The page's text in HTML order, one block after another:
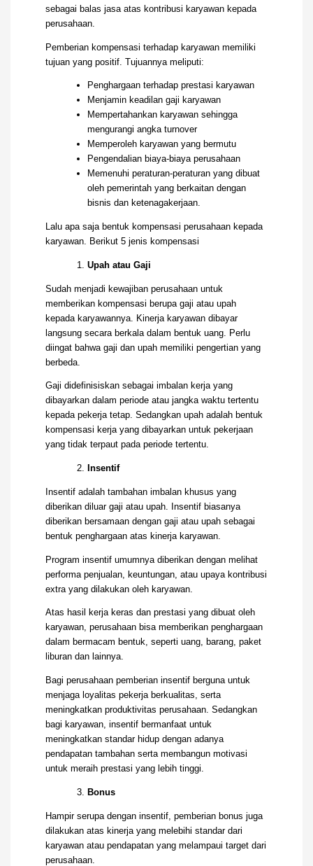
sebagai balas jasa atas kontribusi karyawan kepada
perusahaan.
Pemberian kompensasi terhadap karyawan memiliki
tujuan yang positif. Tujuannya meliputi:
Penghargaan terhadap prestasi karyawan
Menjamin keadilan gaji karyawan
Mempertahankan karyawan sehingga
mengurangi angka turnover
Memperoleh karyawan yang bermutu
Pengendalian biaya-biaya perusahaan
Memenuhi peraturan-peraturan yang dibuat
oleh pemerintah yang berkaitan dengan
bisnis dan ketenagakerjaan.
Lalu apa saja bentuk kompensasi perusahaan kepada
karyawan. Berikut 5 jenis kompensasi
Upah atau Gaji
Sudah menjadi kewajiban perusahaan untuk
memberikan kompensasi berupa gaji atau upah
kepada karyawannya. Kinerja karyawan dibayar
langsung secara berkala dalam bentuk uang. Perlu
diingat bahwa gaji dan upah memiliki pengertian yang
berbeda.
Gaji didefinisiskan sebagai imbalan kerja yang
dibayarkan dalam periode atau jangka waktu tertentu
kepada pekerja tetap. Sedangkan upah adalah bentuk
kompensasi kerja yang dibayarkan untuk pekerjaan
yang tidak terpaut pada periode tertentu.
Insentif
Insentif adalah tambahan imbalan khusus yang
diberikan diluar gaji atau upah. Insentif biasanya
diberikan bersamaan dengan gaji atau upah sebagai
bentuk penghargaan atas kinerja karyawan.
Program insentif umumnya diberikan dengan melihat
performa penjualan, keuntungan, atau upaya kontribusi
extra yang dilakukan oleh karyawan.
Atas hasil kerja keras dan prestasi yang dibuat oleh
karyawan, perusahaan bisa memberikan penghargaan
dalam bermacam bentuk, seperti uang, barang, paket
liburan dan lainnya.
Bagi perusahaan pemberian insentif berguna untuk
menjaga loyalitas pekerja berkualitas, serta
meningkatkan produktivitas perusahaan. Sedangkan
bagi karyawan, insentif bermanfaat untuk
meningkatkan standar hidup dengan adanya
pendapatan tambahan serta membangun motivasi
untuk meraih prestasi yang lebih tinggi.
Bonus
Hampir serupa dengan insentif, pemberian bonus juga
dilakukan atas kinerja yang melebihi standar dari
karyawan atau pendapatan yang melampaui target dari
perusahaan.